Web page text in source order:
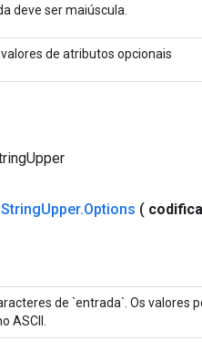
deve ser maiúscula.
de atributos opcionais
StringUpper.Options (
de `entrada`. Os valores
ASCII.